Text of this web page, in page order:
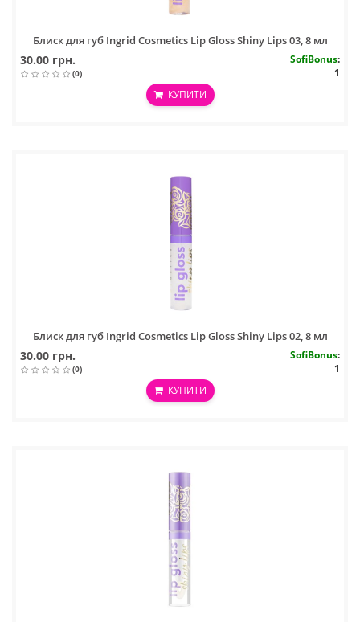
Блиск для губ Ingrid Cosmetics Lip Gloss Shiny Lips 03, 8 мл
30.00 грн.
(0)
SofiBonus:
1
КУПИТИ
Блиск для губ Ingrid Cosmetics Lip Gloss Shiny Lips 02, 8 мл
30.00 грн.
(0)
SofiBonus:
1
КУПИТИ